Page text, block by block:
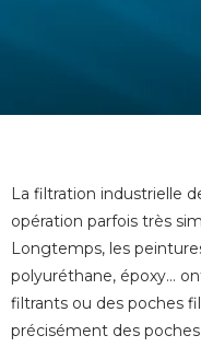
La filtration industrielle
opération parfois très
Longtemps, les
polyuréthane, époxy…
filtrants ou des poches
précisément des